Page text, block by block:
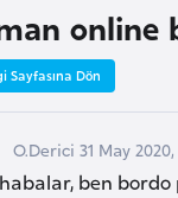
online
Sayfasına Dön
O.Derici 31 May 2020,
ben bordo